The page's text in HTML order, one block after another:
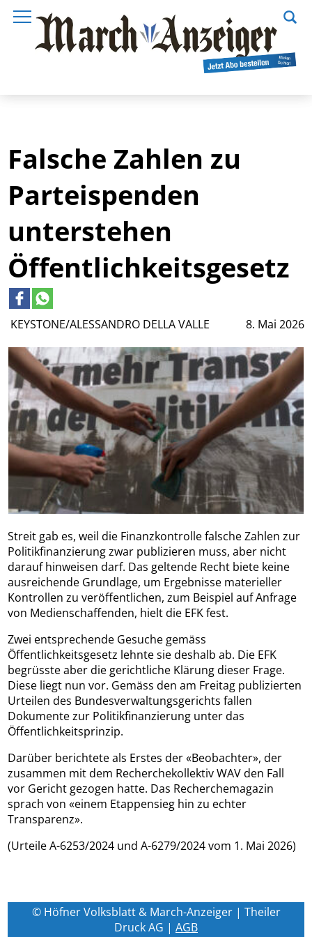
KEYSTONE/ALESSANDRO DELLA VALLE 8. Mai 2026
Falsche Zahlen zu
Parteispenden
unterstehen
Öffentlichkeitsgesetz
Streit gab es, weil die Finanzkontrolle falsche Zahlen zur
Politikfinanzierung zwar publizieren muss, aber nicht
darauf hinweisen darf. Das geltende Recht biete keine
ausreichende Grundlage, um Ergebnisse materieller
Kontrollen zu veröffentlichen, zum Beispiel auf Anfrage
von Medienschaffenden, hielt die EFK fest.
Zwei entsprechende Gesuche gemäss
Öffentlichkeitsgesetz lehnte sie deshalb ab. Die EFK
begrüsste aber die gerichtliche Klärung dieser Frage.
Diese liegt nun vor. Gemäss den am Freitag publizierten
Urteilen des Bundesverwaltungsgerichts fallen
Dokumente zur Politikfinanzierung unter das
Öffentlichkeitsprinzip.
Darüber berichtete als Erstes der «Beobachter», der
zusammen mit dem Recherchekollektiv WAV den Fall
vor Gericht gezogen hatte. Das Recherchemagazin
sprach von «einem Etappensieg hin zu echter
Transparenz».
(Urteile A-6253/2024 und A-6279/2024 vom 1. Mai 2026)
© Höfner Volksblatt & March-Anzeiger | Theiler
Druck AG | AGB